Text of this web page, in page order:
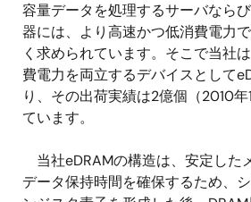
容量データを処理するサーバなら
器には、より高速かつ低消費電力
く求められています。そこで当社
費電力を両立するデバイスとして
り、その出荷実績は2億個（2010
ています。
当社eDRAMの構造は、安定した
データ保持時間を確保するため、